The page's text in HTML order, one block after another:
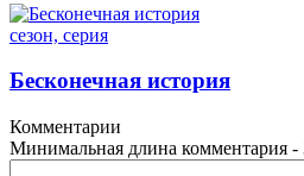
сезон, серия
Бесконечная история
Комментарии
Минимальная длина комментария -